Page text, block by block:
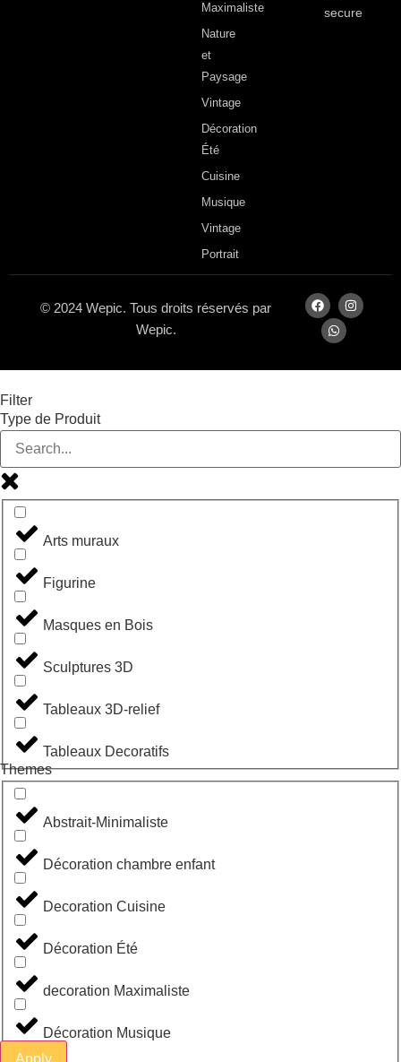
Maximaliste
Nature
et
Paysage
Vintage
Décoration
Été
Cuisine
Musique
Vintage
Portrait
secure
© 2024 Wepic. Tous droits réservés par
Wepic.
Filter
Type de Produit
Arts muraux
Figurine
Masques en Bois
Sculptures 3D
Tableaux 3D-relief
Tableaux Decoratifs
Themes
Abstrait-Minimaliste
Décoration chambre enfant
Decoration Cuisine
Décoration Été
decoration Maximaliste
Décoration Musique